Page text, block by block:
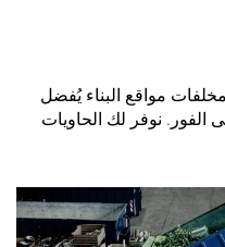
مواقع البناء يُفضل
الفور. نوفر لك الحاويات